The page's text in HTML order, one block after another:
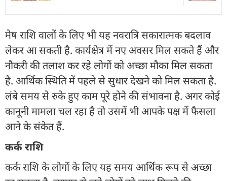
मेष राशि वालों के लिए भी यह नवरात्रि सकारात्मक बदलाव
लेकर आ सकती है. कार्यक्षेत्र में नए अवसर मिल सकते हैं और
नौकरी की तलाश कर रहे लोगों को अच्छा मौका मिल सकता
है. आर्थिक स्थिति में पहले से सुधार देखने को मिल सकता है.
लंबे समय से रुके हुए काम पूरे होने की संभावना है. अगर कोई
कानूनी मामला चल रहा है तो उसमें भी आपके पक्ष में फैसला
आने के संकेत हैं.
कर्क राशि
कर्क राशि के लोगों के लिए यह समय आर्थिक रूप से अच्छा